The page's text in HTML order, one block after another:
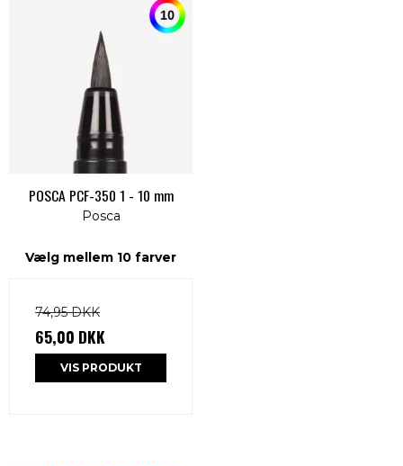
POSCA PCF-350 1 - 10 mm
Posca
Vælg mellem 10 farver
74,95 DKK
65,00 DKK
VIS PRODUKT